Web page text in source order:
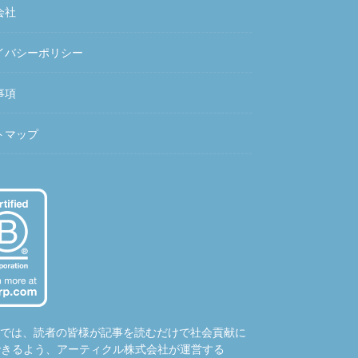
社
バシーポリシー
項
マップ
は、読者の皆様が記事を読むだけで社会貢献に
るよう、アーティクル株式会社が運営する